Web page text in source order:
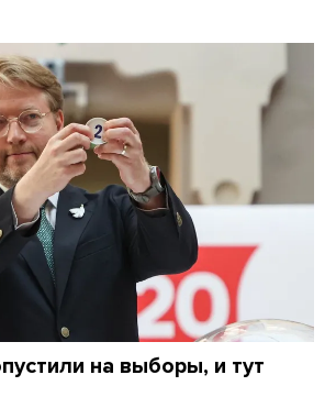
на выборы, и тут